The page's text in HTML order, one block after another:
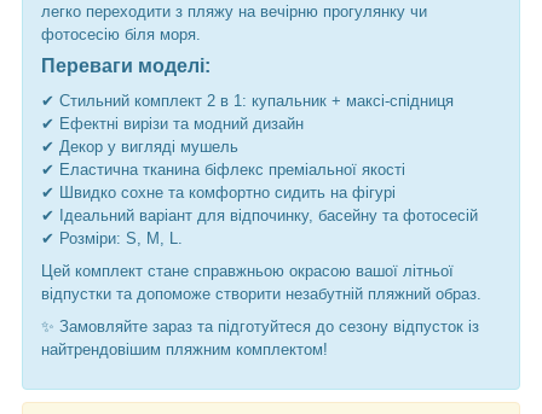
легко переходити з пляжу на вечірню прогулянку чи
фотосесію біля моря.
Переваги моделі:
✔ Стильний комплект 2 в 1: купальник + максі-спідниця
✔ Ефектні вирізи та модний дизайн
✔ Декор у вигляді мушель
✔ Еластична тканина біфлекс преміальної якості
✔ Швидко сохне та комфортно сидить на фігурі
✔ Ідеальний варіант для відпочинку, басейну та фотосесій
✔ Розміри: S, M, L.
Цей комплект стане справжньою окрасою вашої літньої
відпустки та допоможе створити незабутній пляжний образ.
✨ Замовляйте зараз та підготуйтеся до сезону відпусток із
найтрендовішим пляжним комплектом!